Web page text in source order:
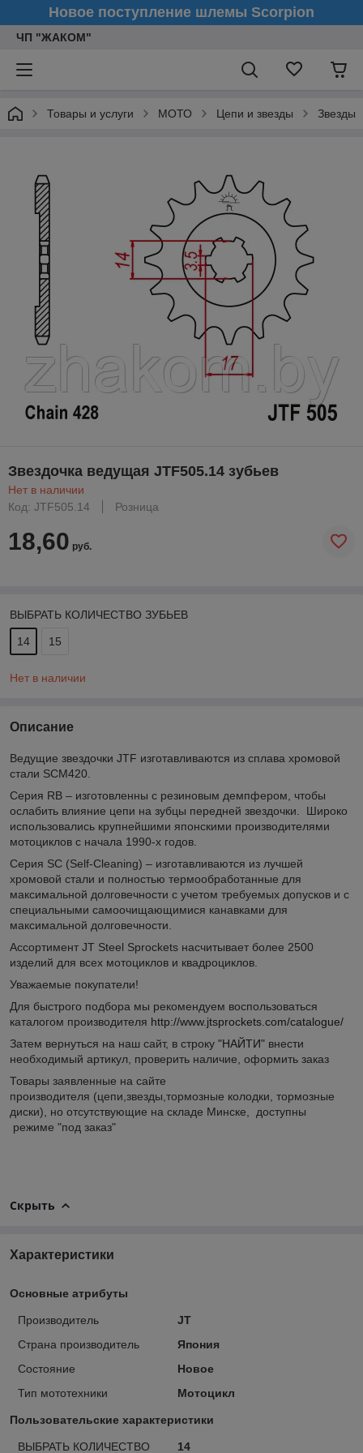
Новое поступление шлемы Scorpion
ЧП "ЖАКОМ"
Товары и услуги МОТО Цепи и звезды Звезды
Звездочка ведущая JTF505.14 зубьев
Нет в наличии
Код: JTF505.14
Розница
18,60 руб.
ВЫБРАТЬ КОЛИЧЕСТВО ЗУБЬЕВ
14 15
Нет в наличии
Описание
Ведущие звездочки JTF изготавливаются из сплава хромовой
стали SCM420.
Серия RB – изготовленны с резиновым демпфером, чтобы
ослабить влияние цепи на зубцы передней звездочки. Широко
использовались крупнейшими японскими производителями
мотоциклов с начала 1990-х годов.
Серия SC (Self-Cleaning) – изготавливаются из лучшей
хромовой стали и полностью термообработанные для
максимальной долговечности с учетом требуемых допусков и с
специальными самоочищающимися канавками для
максимальной долговечности.
Ассортимент JT Steel Sprockets насчитывает более 2500
изделий для всех мотоциклов и квадроциклов.
Уважаемые покупатели!
Для быстрого подбора мы рекомендуем воспользоваться
каталогом производителя http://www.jtsprockets.com/catalogue/
Затем вернуться на наш сайт, в строку "НАЙТИ" внести
необходимый артикул, проверить наличие, оформить заказ
Товары заявленные на сайте
производителя (цепи,звезды,тормозные колодки, тормозные
диски), но отсутствующие на складе Минске, доступны
режиме "под заказ"
Скрыть
Характеристики
Основные атрибуты
Производитель
JT
Страна производитель
Япония
Состояние
Новое
Тип мототехники
Мотоцикл
Пользовательские характеристики
ВЫБРАТЬ КОЛИЧЕСТВО 14